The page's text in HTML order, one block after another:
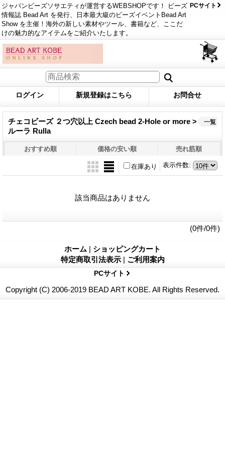
ジャパンビーズソサエティが運営するWEBSHOPです！ ビーズ
情報誌 Bead Art を発行、日本最大級のビーズイベントBead Art
Show を主催！海外の新しい素材やツール、書籍など、ここだ
けの魅力的なアイテムをご紹介いたします。
PCサイト
ログイン 新規登録はこちら お問合せ
チェコビーズ ２つ穴以上 Czech bead 2-Hole or more >
ルーラ Rulla
一覧
おすすめ順 価格の安い順 売れ筋順
表示件数:
在庫あり
該当商品はありません
(0件/0件)
ホーム | ショッピングカート
特定商取引法表示 | ご利用案内
PCサイト
Copyright (C) 2006-2019 BEAD ART KOBE. All Rights Reserved.